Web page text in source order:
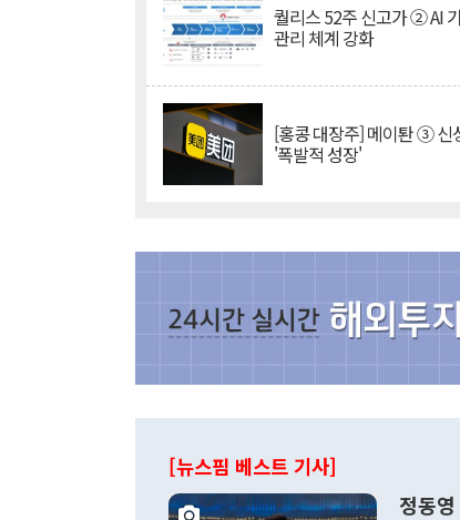
퀄리스 52주 신고가 ② AI
관리 체계 강화
[홍콩 대장주] 메이퇀 ③ 신
'폭발적 성장'
[뉴스핌 베스트 기사]
정동